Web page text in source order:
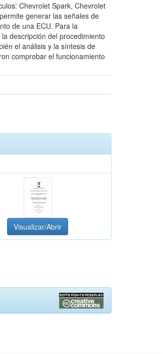
Chevrolet Spark, Chevrolet
generar las señales de
de una ECU. Para la
descripción del procedimiento
el análisis y la síntesis de
comprobar el funcionamiento
Visualizar/Abrir